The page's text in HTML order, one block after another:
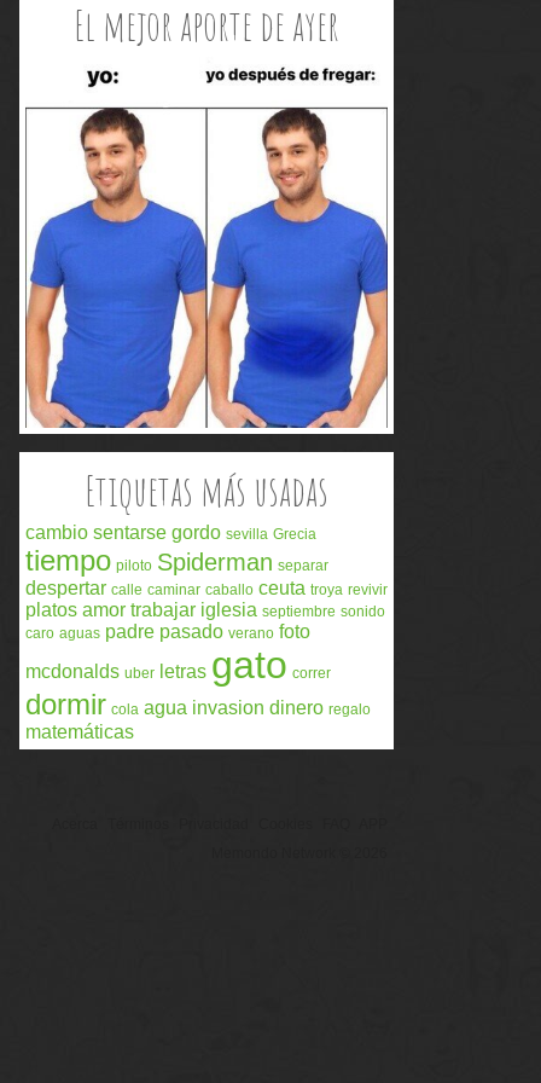
El mejor aporte de ayer
Etiquetas más usadas
cambio sentarse gordo sevilla Grecia
tiempo piloto Spiderman separar
despertar calle caminar caballo ceuta troya revivir
platos amor trabajar iglesia septiembre sonido
caro aguas padre pasado verano foto
mcdonalds uber letras gato correr
dormir cola agua invasion dinero regalo
matemáticas